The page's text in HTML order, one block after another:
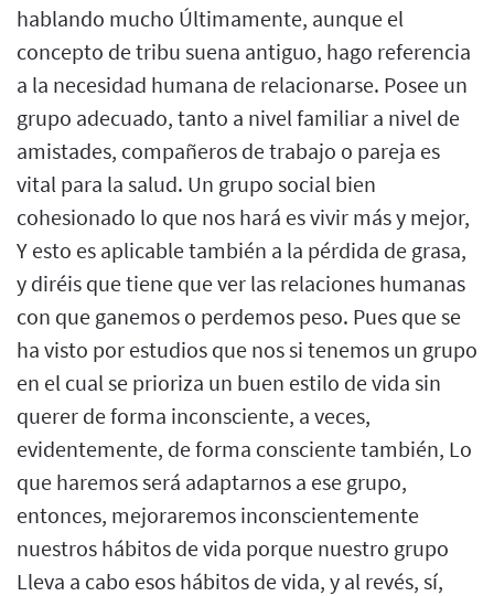
hablando mucho Últimamente, aunque el
concepto de tribu suena antiguo, hago referencia
a la necesidad humana de relacionarse. Posee un
grupo adecuado, tanto a nivel familiar a nivel de
amistades, compañeros de trabajo o pareja es
vital para la salud. Un grupo social bien
cohesionado lo que nos hará es vivir más y mejor,
Y esto es aplicable también a la pérdida de grasa,
y diréis que tiene que ver las relaciones humanas
con que ganemos o perdemos peso. Pues que se
ha visto por estudios que nos si tenemos un grupo
en el cual se prioriza un buen estilo de vida sin
querer de forma inconsciente, a veces,
evidentemente, de forma consciente también, Lo
que haremos será adaptarnos a ese grupo,
entonces, mejoraremos inconscientemente
nuestros hábitos de vida porque nuestro grupo
Lleva a cabo esos hábitos de vida, y al revés, sí,